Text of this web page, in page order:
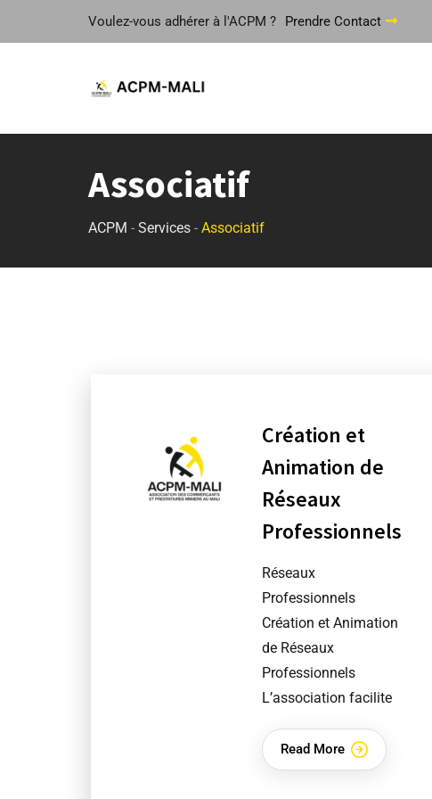
Voulez-vous adhérer à l'ACPM ? Prendre Contact
Associatif
ACPM - Services - Associatif
Création et
Animation de
Réseaux
Professionnels
Réseaux
Professionnels
Création et Animation
de Réseaux
Professionnels
L’association facilite
Read More